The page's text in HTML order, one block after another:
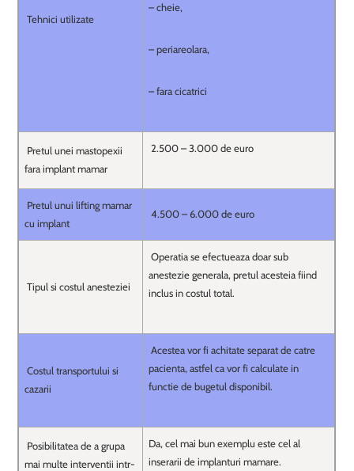
Tehnici utilizate
– cheie,
– periareolara,
– fara cicatrici
Pretul unei mastopexii
fara implant mamar
2.500 – 3.000 de euro
Pretul unui lifting mamar
cu implant
4.500 – 6.000 de euro
Tipul si costul anesteziei
Operatia se efectueaza doar sub
anestezie generala, pretul acesteia fiind
inclus in costul total.
Costul transportului si
cazarii
Acestea vor fi achitate separat de catre
pacienta, astfel ca vor fi calculate in
functie de bugetul disponibil.
Posibilitatea de a grupa
mai multe interventii intr-
Da, cel mai bun exemplu este cel al
inserarii de implanturi mamare.